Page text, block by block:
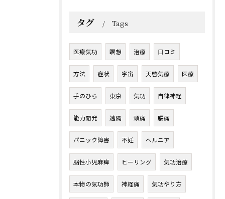
タグ Tags
医療気功 瞑想 治療 口コミ
方法 症状 宇宙 天啓気療 医療
手のひら 東京 気功 自律神経
能力開発 遠隔 頭痛 腰痛
パニック障害 不妊 ヘルニア
脳性小児麻痺 ヒーリング 気功治療
本物の気功師 神経痛 気功やり方